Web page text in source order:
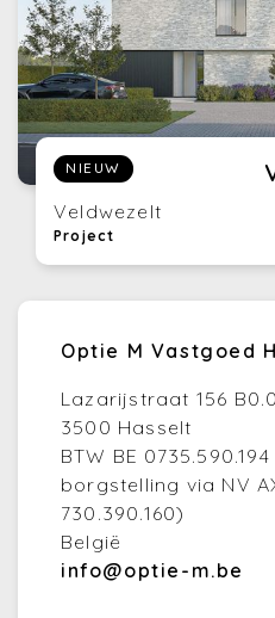
NIEUW
Veldwezelt
Project
Optie M Vastgoed
Lazarijstraat 156
3500 Hasselt
BTW BE
borgstelling via NV
730.390.160)
België
info@optie-m.be